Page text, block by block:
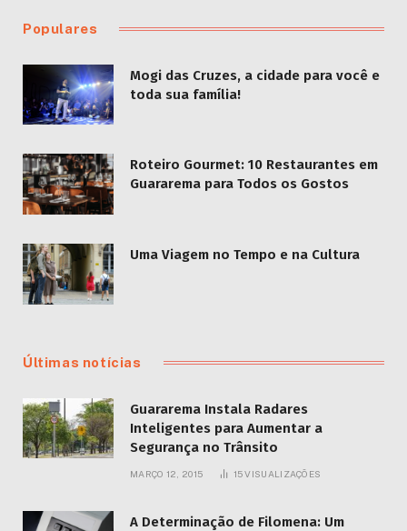
Populares
Mogi das Cruzes, a cidade para você e
toda sua família!
Roteiro Gourmet: 10 Restaurantes em
Guararema para Todos os Gostos
Uma Viagem no Tempo e na Cultura
Últimas notícias
Guararema Instala Radares
Inteligentes para Aumentar a
Segurança no Trânsito
MARÇO 12, 2015 15VISUALIZAÇÕES
A Determinação de Filomena: Um